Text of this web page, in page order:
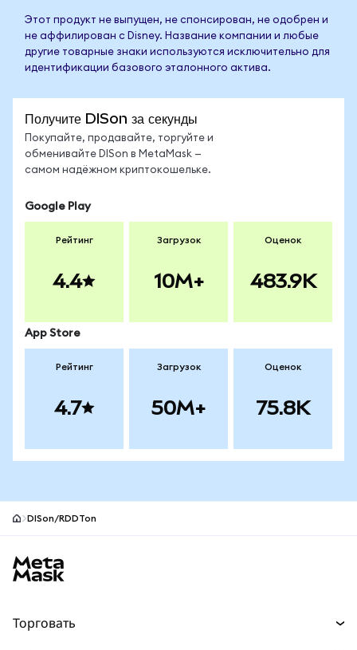
Этот продукт не выпущен, не спонсирован, не одобрен и
не аффилирован с Disney. Название компании и любые
другие товарные знаки используются исключительно для
идентификации базового эталонного актива.
Получите DISon за секунды
Покупайте, продавайте, торгуйте и
обменивайте DISon в MetaMask —
самом надёжном криптокошельке.
Google Play
Рейтинг
4.4
Загрузок
10M+
Оценок
483.9K
App Store
Рейтинг
4.7
Загрузок
50M+
Оценок
75.8K
DISon/RDDTon
Торговать